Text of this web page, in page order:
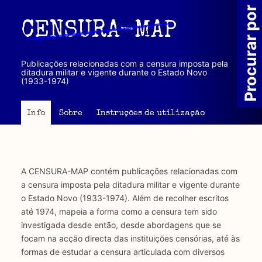
principal
CENSURA-MAP
Publicações relacionadas com a censura imposta pela
ditadura militar e vigente durante o Estado Novo
(1933-1974)
Info Sobre Instruções de utilização
A CENSURA-MAP contém publicações relacionadas com
a censura imposta pela ditadura militar e vigente durante
o Estado Novo (1933-1974). Além de recolher escritos
até 1974, mapeia a forma como a censura tem sido
investigada desde então, desde abordagens que se
focam na acção directa das instituições censórias, até às
formas de estudar a censura articulada com diversos
Procurar por